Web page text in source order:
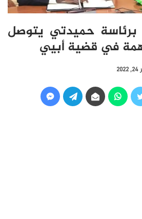
برئاسة حميدتي يتوصل
في قضية أبيي